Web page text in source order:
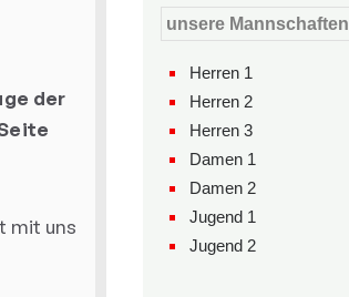
unsere Mannschaften
Herren 1
Herren 2
Herren 3
Damen 1
Damen 2
Jugend 1
Jugend 2